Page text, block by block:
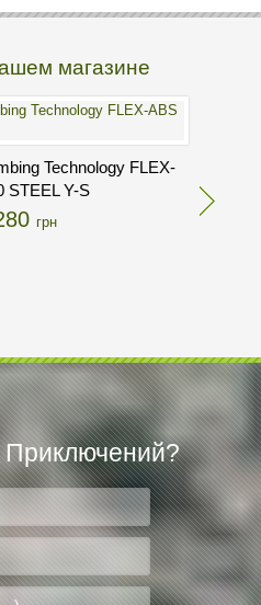
магазине
Technology FLEX-
STEEL Y-S
грн